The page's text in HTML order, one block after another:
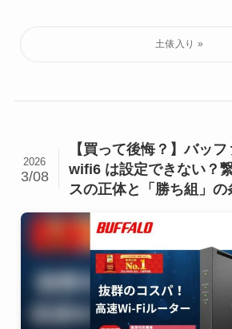
【買って後悔？】バッ
wifi6 は設定できない？
スの正体と「勝ち組」の
2026
3/08